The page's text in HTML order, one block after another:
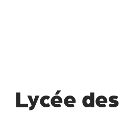
Lycée des